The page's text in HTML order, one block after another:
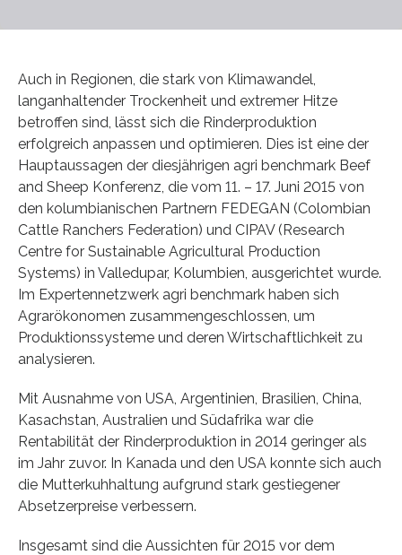
Auch in Regionen, die stark von Klimawandel,
langanhaltender Trockenheit und extremer Hitze
betroffen sind, lässt sich die Rinderproduktion
erfolgreich anpassen und optimieren. Dies ist eine der
Hauptaussagen der diesjährigen agri benchmark Beef
and Sheep Konferenz, die vom 11. – 17. Juni 2015 von
den kolumbianischen Partnern FEDEGAN (Colombian
Cattle Ranchers Federation) und CIPAV (Research
Centre for Sustainable Agricultural Production
Systems) in Valledupar, Kolumbien, ausgerichtet wurde.
Im Expertennetzwerk agri benchmark haben sich
Agrarökonomen zusammengeschlossen, um
Produktionssysteme und deren Wirtschaftlichkeit zu
analysieren.
Mit Ausnahme von USA, Argentinien, Brasilien, China,
Kasachstan, Australien und Südafrika war die
Rentabilität der Rinderproduktion in 2014 geringer als
im Jahr zuvor. In Kanada und den USA konnte sich auch
die Mutterkuhhaltung aufgrund stark gestiegener
Absetzerpreise verbessern.
Insgesamt sind die Aussichten für 2015 vor dem